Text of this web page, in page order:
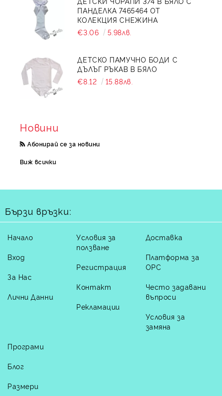
ПАНДЕЛКА 7465464 ОТ
КОЛЕКЦИЯ СНЕЖИНА
€3.06
5.98лв.
ДЕТСКО ПАМУЧНО БОДИ С
ДЪЛЪГ РЪКАВ В БЯЛО
€8.12
15.88лв.
Новини
Абонирай се за новини
Виж всички
Бързи връзки:
Начало
Вход
За Нас
Лични Данни
Условия за
ползване
Регистрация
Контакт
Рекламации
Доставка
Платформа за
ОРС
Често задавани
въпроси
Условия за
замяна
Програми
Блог
Размери